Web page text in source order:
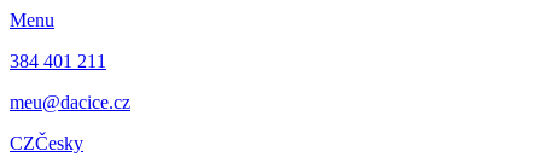
Menu
384 401 211
meu@dacice.cz
CZČesky